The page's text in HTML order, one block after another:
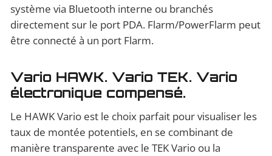
système via Bluetooth interne ou branchés
directement sur le port PDA. Flarm/PowerFlarm peut
être connecté à un port Flarm.
Vario HAWK. Vario TEK. Vario
électronique compensé.
Le HAWK Vario est le choix parfait pour visualiser les
taux de montée potentiels, en se combinant de
manière transparente avec le TEK Vario ou la